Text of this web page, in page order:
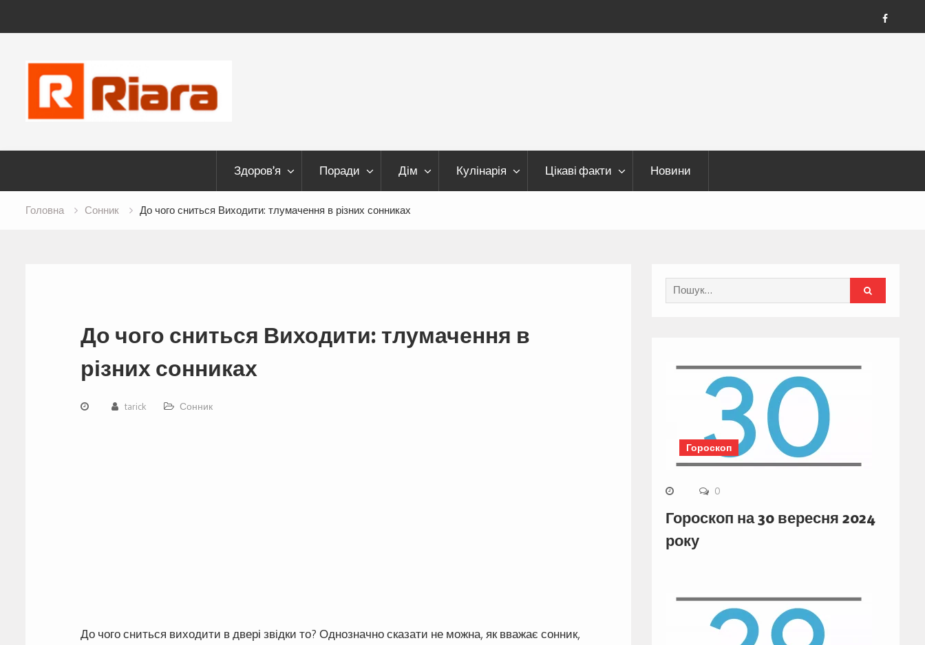
FB
content
Здоров’я Поради Дім Кулінарія Цікаві факти Новини
Головна Сонник До чого сниться Виходити: тлумачення в різних сонниках
До чого сниться Виходити: тлумачення в
різних сонниках
tarick Сонник
До чого сниться виходити в двері звідки то? Однозначно сказати не можна, як вважає сонник,
Search
for:
Гороскоп
0
Гороскоп на 30 вересня 2024
року